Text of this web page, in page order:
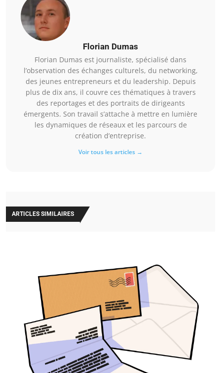
Florian Dumas
Florian Dumas est journaliste, spécialisé dans
l’observation des échanges culturels, du networking,
des jeunes entrepreneurs et du leadership. Depuis
plus de dix ans, il couvre ces thématiques à travers
des reportages et des portraits de dirigeants
émergents. Son travail s’attache à mettre en lumière
les dynamiques de réseaux et les parcours de
création d’entreprise.
Voir tous les articles →
ARTICLES SIMILAIRES